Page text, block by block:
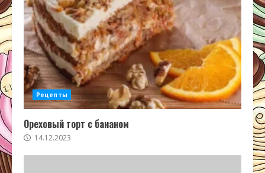
Рецепты
Ореховый торт с бананом
14.12.2023